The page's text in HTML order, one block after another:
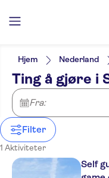
Filters
NO-PICKUP
Alternativer
Gratis
Øyeblikkelig
Aktiviteter
Utflukter og
tradisjoner
Aktivitetsspråk
Spanish
French
Dutch
Hjem Nederland
Ting å gjøre i
Fra:
Filter
1 Aktiviteter
Self